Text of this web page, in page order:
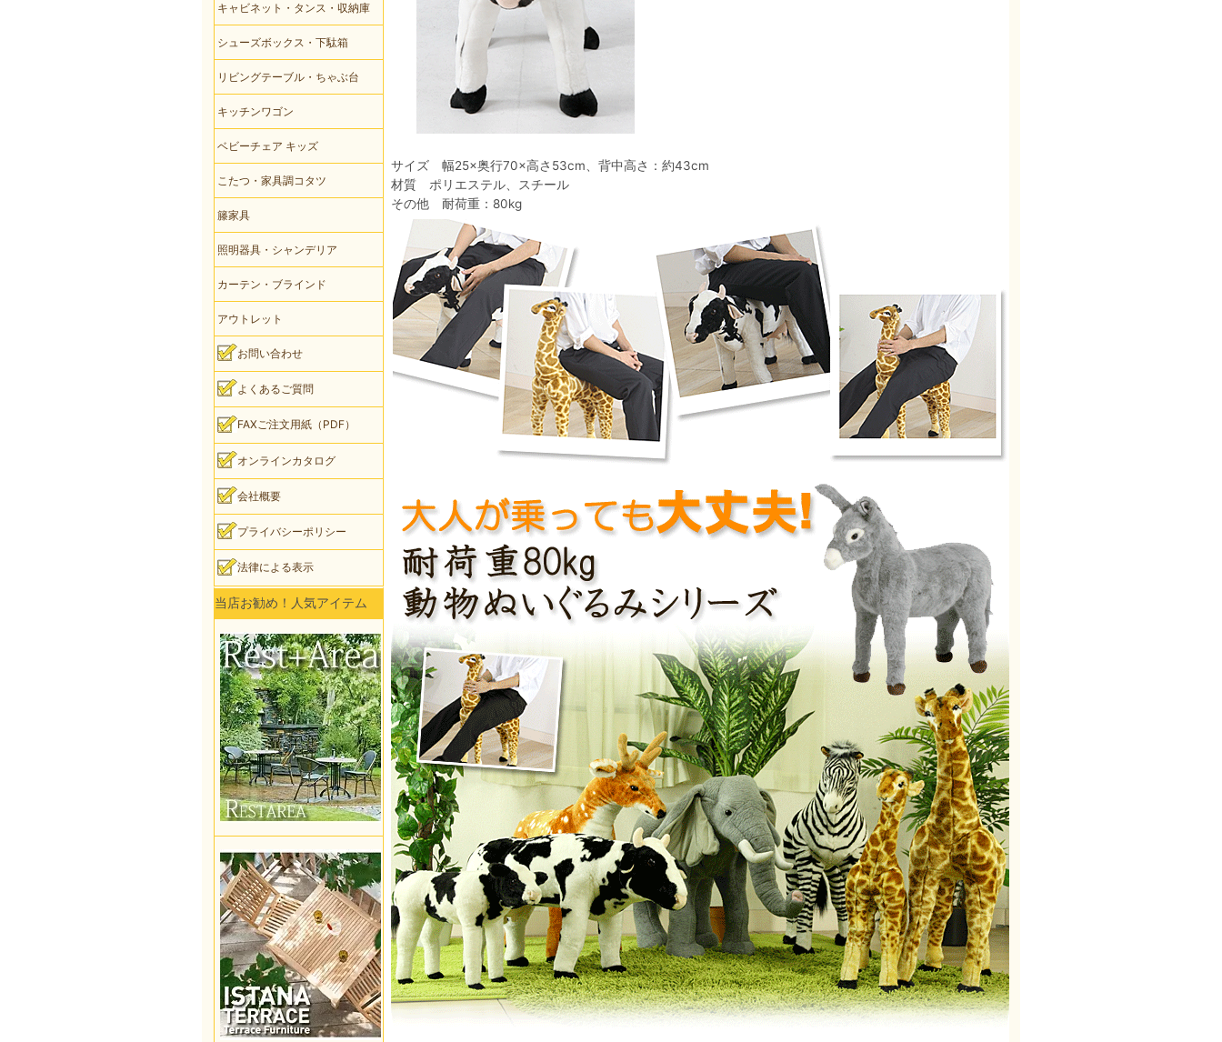
サイズ 幅25×奥行70×高さ53cm、背中高さ：約43cm
材質 ポリエステル、スチール
その他 耐荷重：80kg
キャビネット・タンス・収納庫
シューズボックス・下駄箱
リビングテーブル・ちゃぶ台
キッチンワゴン
ベビーチェア キッズ
こたつ・家具調コタツ
籐家具
照明器具・シャンデリア
カーテン・ブラインド
アウトレット
お問い合わせ
よくあるご質問
FAXご注文用紙（PDF）
オンラインカタログ
会社概要
プライバシーポリシー
法律による表示
当店お勧め！人気アイテム